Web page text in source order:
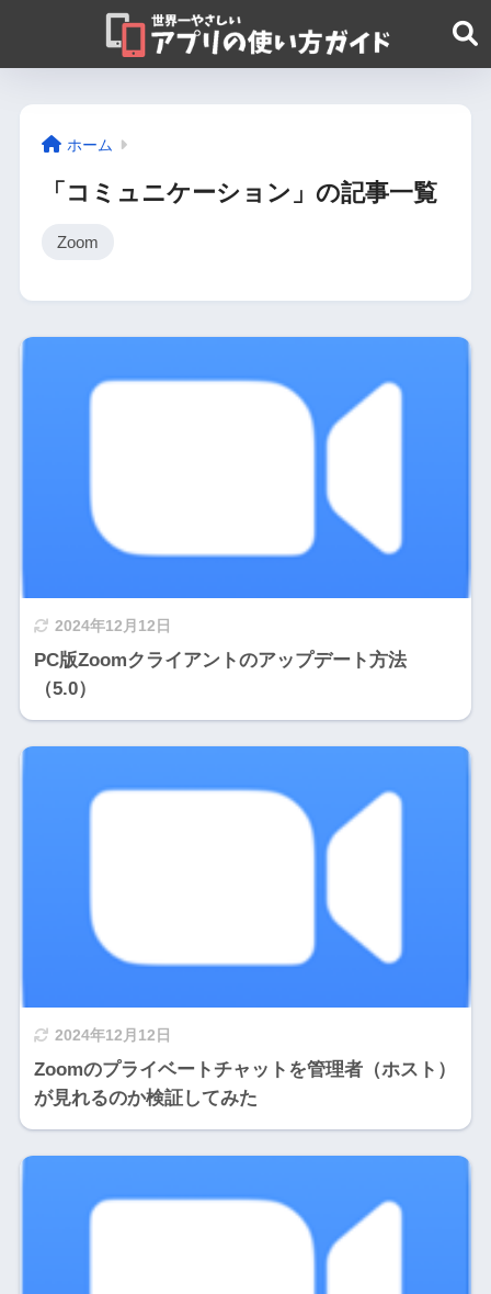
ホーム
「コミュニケーション」の記事一覧
Zoom
2024年12月12日
PC版Zoomクライアントのアップデート方法
（5.0）
2024年12月12日
Zoomのプライベートチャットを管理者（ホスト）
が見れるのか検証してみた